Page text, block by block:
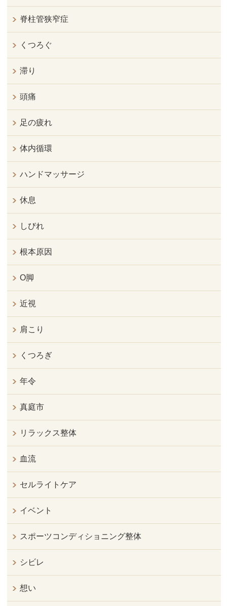
脊柱管狭窄症
くつろぐ
滞り
頭痛
足の疲れ
体内循環
ハンドマッサージ
休息
しびれ
根本原因
O脚
近視
肩こり
くつろぎ
年令
真庭市
リラックス整体
血流
セルライトケア
イベント
スポーツコンディショニング整体
シビレ
想い